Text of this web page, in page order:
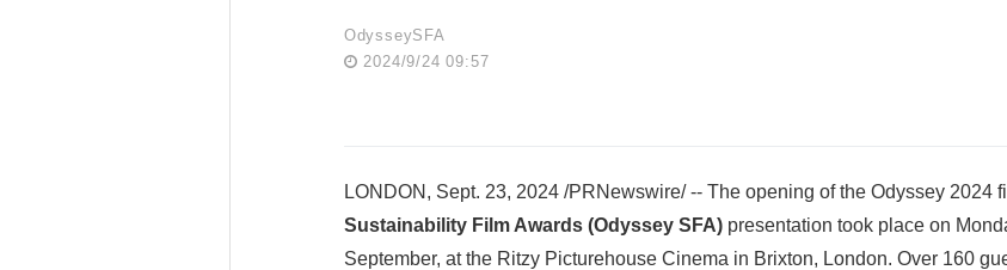
OdysseySFA
2024/9/24 09:57
LONDON, Sept. 23, 2024 /PRNewswire/ -- The opening of the Odyssey 2024
Sustainability Film Awards (Odyssey SFA) presentation took place on
September, at the Ritzy Picturehouse Cinema in Brixton, London. Over 160